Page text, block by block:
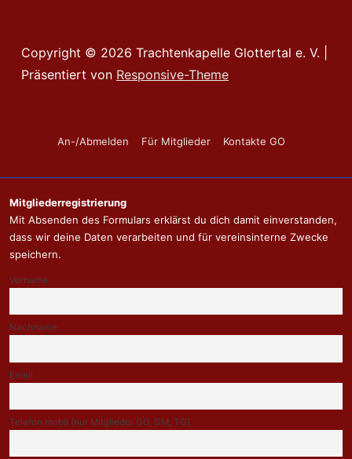
Copyright © 2026 Trachtenkapelle Glottertal e. V.
Präsentiert von Responsive-Theme
Footer-
An-/Abmelden Für Mitglieder Kontakte GO
Mitgliederregistrierung
Mit Absenden des Formulars erklärst du dich damit einverstanden,
dass wir deine Daten verarbeiten und für vereinsinterne Zwecke
speichern.
Vorname
Nachname
Email
Telefon mobil (nur Mitglieder GO, GM, TG)